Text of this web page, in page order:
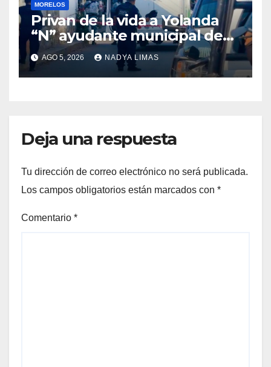
MORELOS
Privan de la vida a Yolanda
“N” ayudante municipal de
Tepetzingo Emiliano Zapata
en Morelos
AGO 5, 2026 NADYA LIMAS
Deja una respuesta
Tu dirección de correo electrónico no será publicada.
Los campos obligatorios están marcados con *
Comentario *